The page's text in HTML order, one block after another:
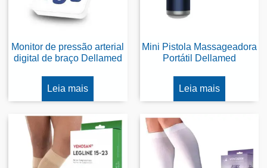
Monitor de pressão arterial
digital de braço Dellamed
Leia mais
Mini Pistola Massageadora
Portátil Dellamed
Leia mais